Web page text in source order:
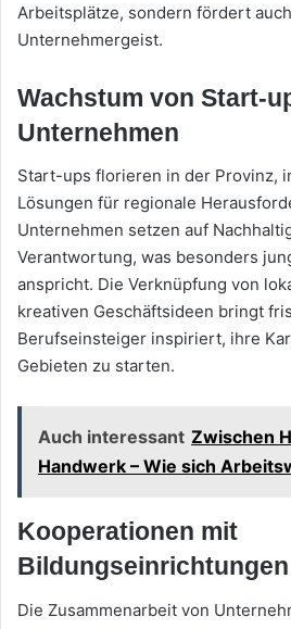
Arbeitsplätze, sondern fördert
Unternehmergeist.
Wachstum von Start-
Unternehmen
Start-ups florieren in der Provinz,
Lösungen für regionale
Unternehmen setzen auf
Verantwortung, was besonders
anspricht. Die Verknüpfung von
kreativen Geschäftsideen bringt
Berufseinsteiger inspiriert, ihre
Gebieten zu starten.
Auch interessant Zwischen
Handwerk – Wie sich
Kooperationen mit
Bildungseinrichtungen
Die Zusammenarbeit von